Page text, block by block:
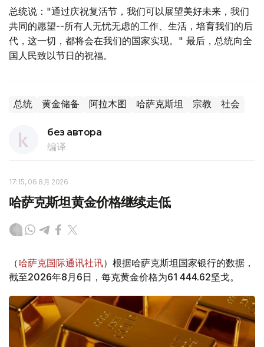
总统说："通过庆祝复活节，我们可以展望美好未来，我们
共同的愿望--所有人无忧无虑的工作、生活，培育我们的后
代，这一切，都将会在我们的国家实现。" 最后，总统向全
国人民致以节日的祝福。
总统 黄金储备 阿拉木图 哈萨克斯坦 宗教 社会
без автора
编译
17:15, 06 8月 2026
哈萨克斯坦黄金价格继续走低
（哈萨克国际通讯社讯）根据哈萨克斯坦国家银行的数据，
截至2026年8月6日，每克黄金价格为61 444.62坚戈。